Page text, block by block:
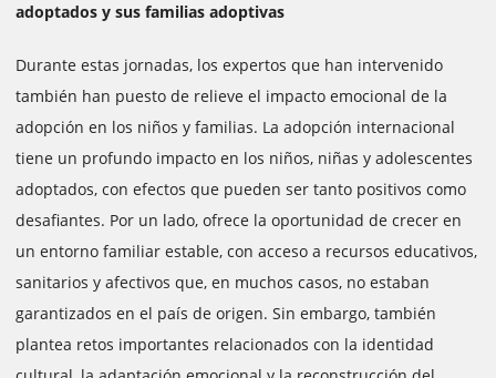
adoptados y sus familias adoptivas
Durante estas jornadas, los expertos que han intervenido
también han puesto de relieve el impacto emocional de la
adopción en los niños y familias. La adopción internacional
tiene un profundo impacto en los niños, niñas y adolescentes
adoptados, con efectos que pueden ser tanto positivos como
desafiantes. Por un lado, ofrece la oportunidad de crecer en
un entorno familiar estable, con acceso a recursos educativos,
sanitarios y afectivos que, en muchos casos, no estaban
garantizados en el país de origen. Sin embargo, también
plantea retos importantes relacionados con la identidad